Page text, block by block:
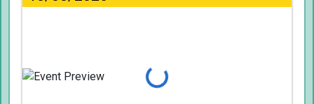
Φόρτωση...